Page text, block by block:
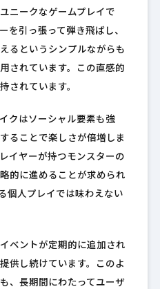
ニークなゲームプレイで
を引っ張って弾き飛ばし、
るというシンプルながらも
されています。この直感的
されています。
クはソーシャル要素も強
ることで楽しさが倍増しま
イヤーが持つモンスターの
的に進めることが求められ
個人プレイでは味わえない
ベントが定期的に追加され
供し続けています。このよ
、長期間にわたってユーザ